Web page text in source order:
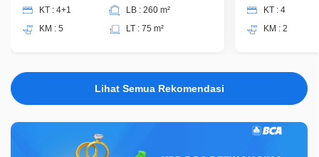
KT : 4+1
KM : 5
LB : 260 m²
LT : 75 m²
KT : 4
KM : 2
Lihat Semua Rekomendasi